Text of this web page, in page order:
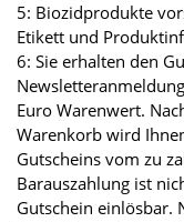
5: Biozidprodukte
Etikett und
6: Sie erhalten den
Euro Warenwert.
Warenkorb wird
Gutscheins vom zu
Barauszahlung ist
Gutschein einlösbar.